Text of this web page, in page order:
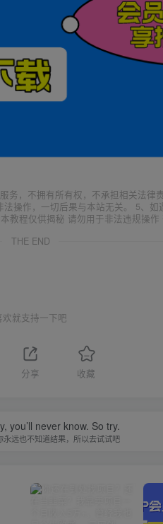
务，不拥有所有权，不承担相关法律
操作，一切后果与本站无关。 5、
教程仅供揭秘 请勿用于非法违规操
THE END
欢就支持一下吧
分享 收藏
you’ll never know. So try.
永远也不知道结果，所以去试试吧